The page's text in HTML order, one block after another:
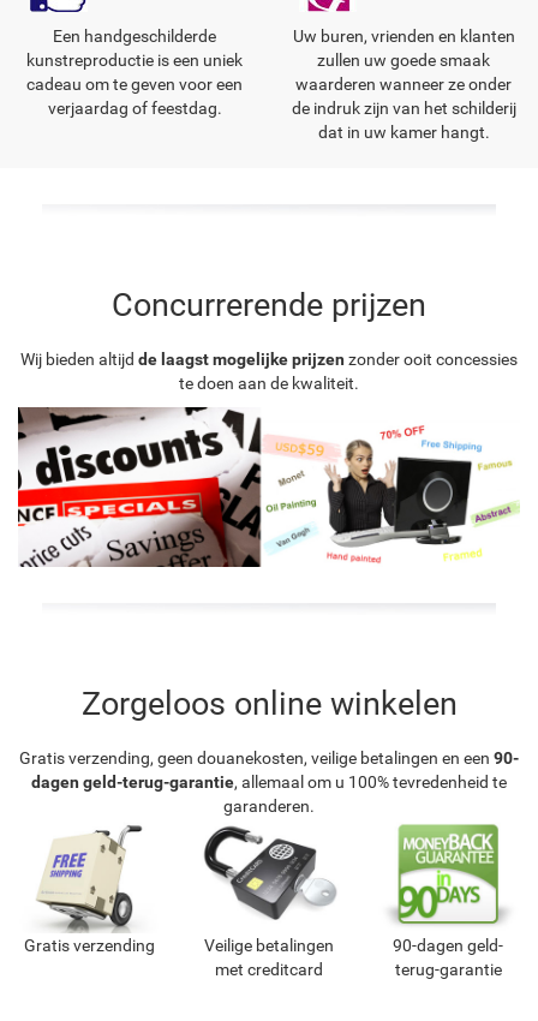
Een handgeschilderde
kunstreproductie is een uniek
cadeau om te geven voor een
verjaardag of feestdag.
Uw buren, vrienden en klanten
zullen uw goede smaak
waarderen wanneer ze onder
de indruk zijn van het schilderij
dat in uw kamer hangt.
Concurrerende prijzen
Wij bieden altijd de laagst mogelijke prijzen zonder ooit concessies
te doen aan de kwaliteit.
Zorgeloos online winkelen
Gratis verzending, geen douanekosten, veilige betalingen en een 90-
dagen geld-terug-garantie, allemaal om u 100% tevredenheid te
garanderen.
Gratis verzending
Veilige betalingen
met creditcard
90-dagen geld-
terug-garantie